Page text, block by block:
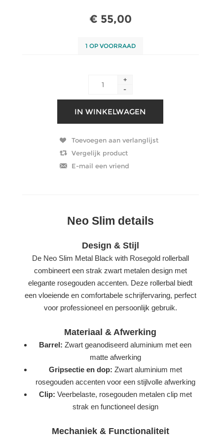
€ 55,00
1 OP VOORRAAD
+
-
Neo Slim details
Design & Stijl
De Neo Slim Metal Black with Rosegold rollerball
combineert een strak zwart metalen design met
elegante rosegouden accenten. Deze rollerbal biedt
een vloeiende en comfortabele schrijfervaring, perfect
voor professioneel en persoonlijk gebruik.
Materiaal & Afwerking
Barrel: Zwart geanodiseerd aluminium met een
matte afwerking
Gripsectie en dop: Zwart aluminium met
rosegouden accenten voor een stijlvolle afwerking
Clip: Veerbelaste, rosegouden metalen clip met
strak en functioneel design
Mechaniek & Functionaliteit